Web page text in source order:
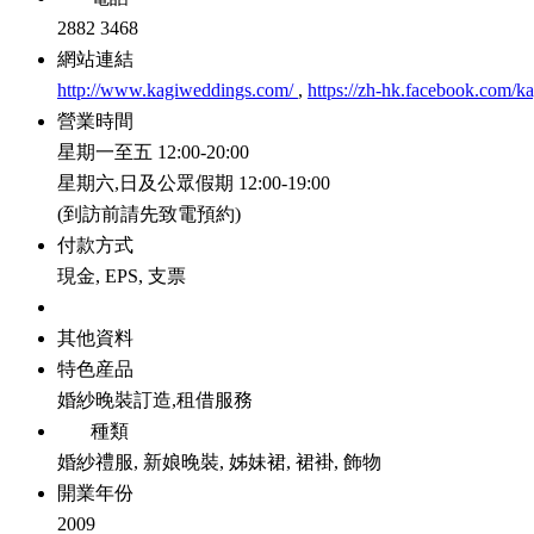
2882 3468
網站連結
http://www.kagiweddings.com/ , https://zh-hk.facebook.com/
營業時間
星期一至五 12:00-20:00
星期六,日及公眾假期 12:00-19:00
(到訪前請先致電預約)
付款方式
現金, EPS, 支票
其他資料
特色産品
婚紗晚裝訂造,租借服務
種類
婚紗禮服, 新娘晚裝, 姊妹裙, 裙褂, 飾物
開業年份
2009